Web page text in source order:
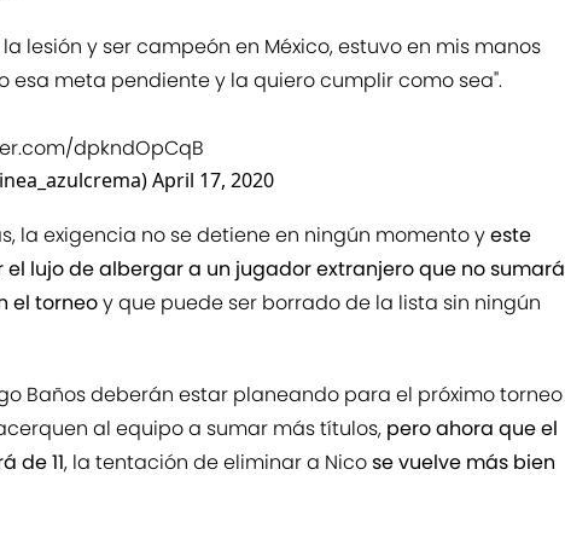
lesión y ser campeón en México, estuvo en mis manos
esa meta pendiente y la quiero cumplir como sea".
dpkndOpCqB
April 17, 2020
la exigencia no se detiene en ningún momento yeste
lujo de albergar a un jugador extranjero que no sumará
el torneoy que puede ser borrado de la lista sin ningún
Baños deberán estar planeando para el próximo torneo
al equipo a sumar más títulos, pero ahora que el
de 11, la tentación de eliminar a Nicose vuelve más bien